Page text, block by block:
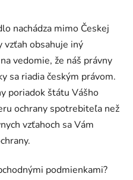
nachádza mimo Českej
vzťah obsahuje iný
vedomie, že náš právny
sa riadia českým právom.
poriadok štátu Vášho
ochrany spotrebiteľa než
vzťahoch sa Vám
podmienkami?